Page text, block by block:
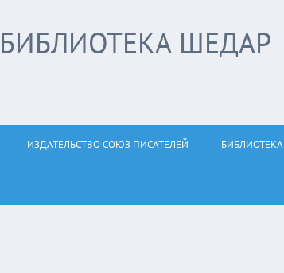
ШЕДАР
ИЗДАТЕЛЬСТВО СОЮЗ ПИСАТЕЛЕЙ БИБЛИОТЕКА